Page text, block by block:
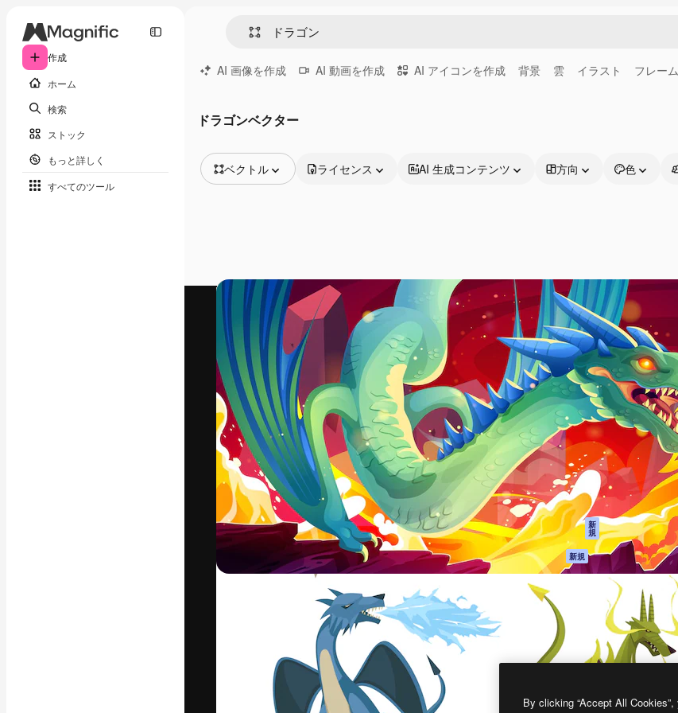
作成
ホーム
検索
ストック
もっと詳しく
すべてのツール
AI 画像を作成 AI 動画を作成 AI アイコンを作成 背景 雲 イラスト フレーム
ドラゴンベクター
ベクトル
動画
映像素材
モーショングラフィックス
動画テンプレート
アイコン
3D モデル
フォント
ライセンス AI 生成コンテンツ 方向 色
最高のクリエイティブ制作を導くためのプラ
ットフォーム。クリエイター、企業、代理
店、スタジオを含む100万人以上が利用して
います。
日本語
製品
Spaces
AI アシスタント
AI 画像生成ツール
AI 動画生成ツール
AI 音声合成ツール
ストックコンテン
ツ
Claude/ChatGPT
向けMCP
新
規
エージェント 新規
API
モバイルアプリ
すべてのMagnificツ
ール
はじめに
Academy
ドキュメ
サポート
利用規約
プライバ
シー
オリジナル
クッキー
トラストセ
アフィリ
法人向け
Copyright © 2010-2026 Freepik Company S.L.U.
By clicking “Accept All